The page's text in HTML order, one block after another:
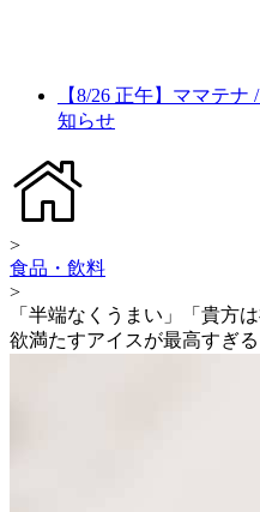
【8/26 正午】ママテ
知らせ
>
食品・飲料
>
「半端なくうまい」「貴方
欲満たすアイスが最高すぎる